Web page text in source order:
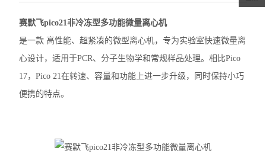
CryStal精骐振荡器/摇床
赛默飞ST1 Plus离心机
赛默飞pico21非冷冻型多功能微量离心机
是一款 高性能、超紧凑的微型离心机，专为实验室快速微量离
心设计，适用于PCR、分子生物学和常规样品处理。相比Pico
17，Pico 21在转速、容量和功能上进一步升级，同时保持小巧
便携的特点。